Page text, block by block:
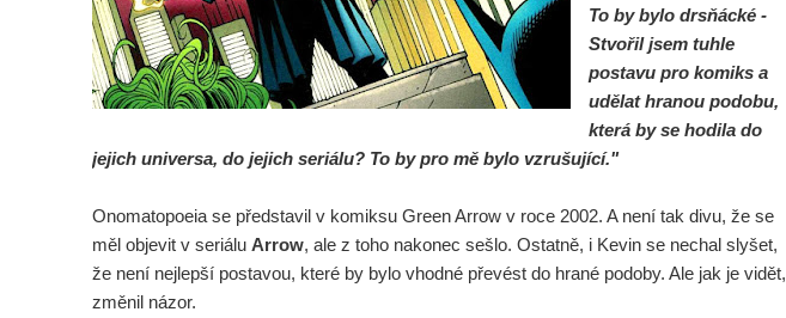
To by bylo drsňácké -
Stvořil jsem tuhle
postavu pro komiks a
udělat hranou podobu,
která by se hodila do
jejich universa, do jejich seriálu? To by pro mě bylo vzrušující."
Onomatopoeia se představil v komiksu Green Arrow v roce 2002. A není tak divu, že se
měl objevit v seriálu Arrow, ale z toho nakonec sešlo. Ostatně, i Kevin se nechal slyšet,
že není nejlepší postavou, které by bylo vhodné převést do hrané podoby. Ale jak je vidět,
změnil názor.